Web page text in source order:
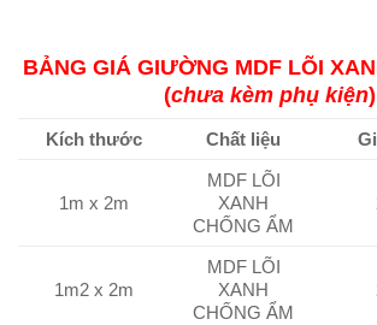
BẢNG GIÁ GIƯỜNG MDF LÕI
(chưa kèm phụ kiện)
Kích thước Chất liệu
1m x 2m
MDF LÕI
XANH
CHỐNG ẨM
1m2 x 2m
MDF LÕI
XANH
CHỐNG ẨM